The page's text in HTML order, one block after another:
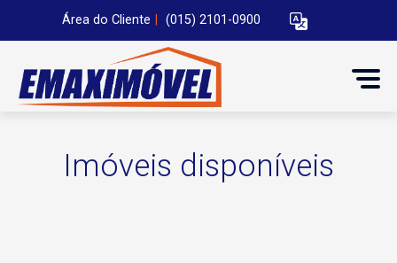
Área do Cliente (015) 2101-0900
Imóveis disponíveis